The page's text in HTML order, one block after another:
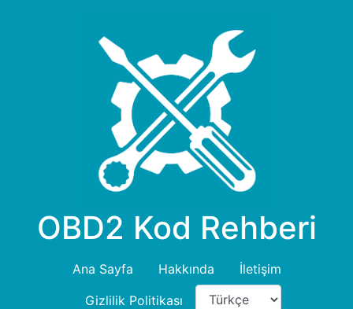
OBD2 Kod Rehberi
Ana Sayfa Hakkında
İletişim
Gizlilik Politikası